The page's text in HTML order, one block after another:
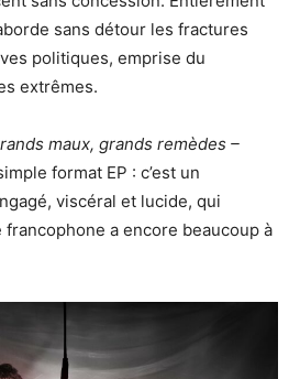
sans détour les fractures
politiques, emprise du
extrêmes.
maux, grands remèdes –
format EP : c’est un
viscéral et lucide, qui
a encore beaucoup à